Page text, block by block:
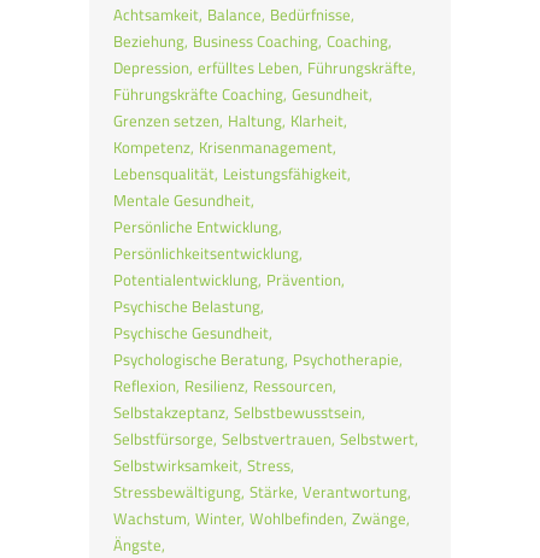
Achtsamkeit Balance Bedürfnisse
Beziehung Business Coaching Coaching
Depression erfülltes Leben Führungskräfte
Führungskräfte Coaching Gesundheit
Grenzen setzen Haltung Klarheit
Kompetenz Krisenmanagement
Lebensqualität Leistungsfähigkeit
Mentale Gesundheit
Persönliche Entwicklung
Persönlichkeitsentwicklung
Potentialentwicklung Prävention
Psychische Belastung
Psychische Gesundheit
Psychologische Beratung Psychotherapie
Reflexion Resilienz Ressourcen
Selbstakzeptanz Selbstbewusstsein
Selbstfürsorge Selbstvertrauen Selbstwert
Selbstwirksamkeit Stress
Stressbewältigung Stärke Verantwortung
Wachstum Winter Wohlbefinden Zwänge
Ängste